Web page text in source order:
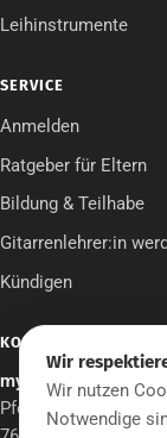
Leihinstrumente
SERVICE
Anmelden
Ratgeber für Eltern
Bildung & Teilhabe
Gitarrenlehrer:in
Kündigen
KONTAKT
mymusicschool UG
Pfeifenstraße 12
Wir
Wir nutzen
Notwendige